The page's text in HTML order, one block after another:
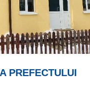
PREFECTULUI